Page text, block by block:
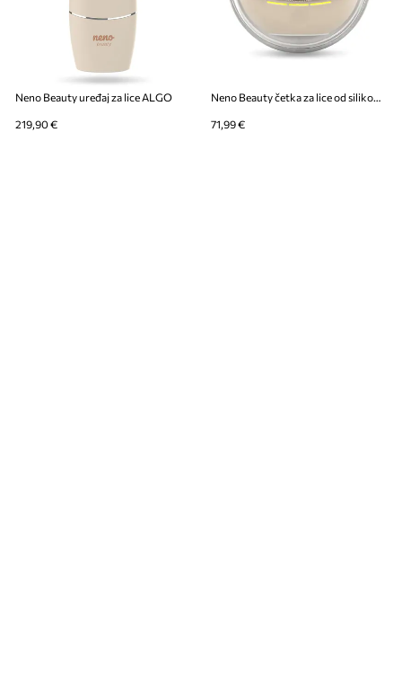
Neno Beauty uređaj za lice ALGO
219,90 € 71,99 €